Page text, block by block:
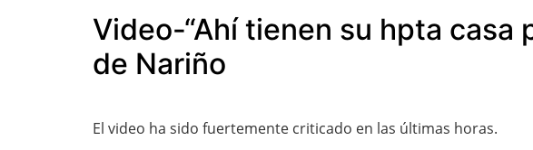
Video-“Ahí tienen su hpta casa
de Nariño
El video ha sido fuertemente criticado en las últimas horas.